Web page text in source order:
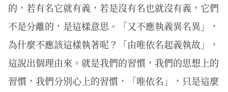
的，若有名它就有義，若是沒有名也就沒有義，它們
不是分離的，是這樣意思。「又不應執義異名異」，
為什麼不應該這樣執著呢？「由唯依名起義執故」，
這說出個理由來。就是我們的習慣，我們的思想上的
習慣，我們分別心上的習慣，「唯依名」，只是這麼